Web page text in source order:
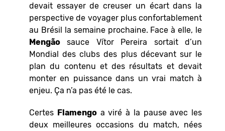
devait essayer de creuser un écart dans la
perspective de voyager plus confortablement
au Brésil la semaine prochaine. Face à elle, le
Mengão sauce Vítor Pereira sortait d’un
Mondial des clubs des plus décevant sur le
plan du contenu et des résultats et devait
monter en puissance dans un vrai match à
enjeu. Ça n’a pas été le cas.
Certes Flamengoa viré à la pause avec les
deux meilleures occasions du match, nées